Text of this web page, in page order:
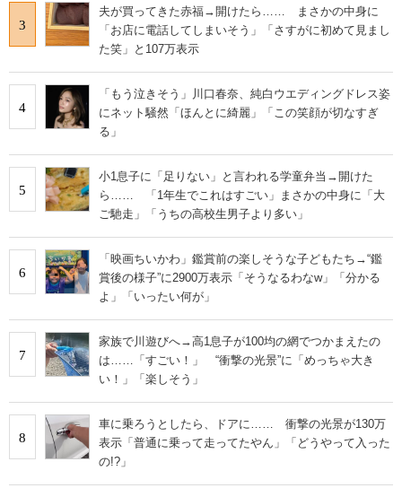
3
夫が買ってきた赤福→開けたら…… まさかの中身に
「お店に電話してしまいそう」「さすがに初めて見まし
た笑」と107万表示
4
「もう泣きそう」川口春奈、純白ウエディングドレス姿
にネット騒然「ほんとに綺麗」「この笑顔が切なすぎ
る」
5
小1息子に「足りない」と言われる学童弁当→開けた
ら…… 「1年生でこれはすごい」まさかの中身に「大
ご馳走」「うちの高校生男子より多い」
6
「映画ちいかわ」鑑賞前の楽しそうな子どもたち→“鑑
賞後の様子”に2900万表示「そうなるわなw」「分かる
よ」「いったい何が」
7
家族で川遊びへ→高1息子が100均の網でつかまえたの
は……「すごい！」 “衝撃の光景”に「めっちゃ大き
い！」「楽しそう」
8
車に乗ろうとしたら、ドアに…… 衝撃の光景が130万
表示「普通に乗って走ってたやん」「どうやって入った
の!?」